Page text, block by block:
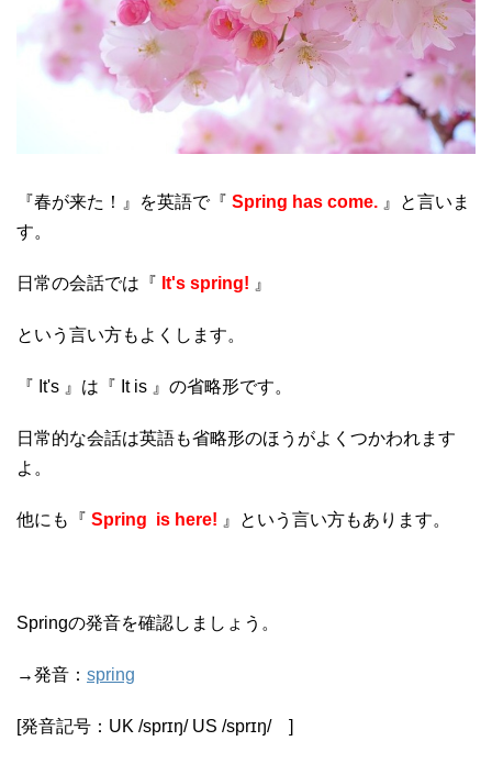
『春が来た！』を英語で『 Spring has come. 』と言いま
す。
日常の会話では『 It's spring! 』
という言い方もよくします。
『 It's 』は『 It is 』の省略形です。
日常的な会話は英語も省略形のほうがよくつかわれます
よ。
他にも『 Spring is here! 』という言い方もあります。
Springの発音を確認しましょう。
→発音： spring
[発音記号：UK /sprɪŋ/ US /sprɪŋ/ ]